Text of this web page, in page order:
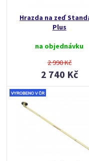
Hrazda na zeď
Plus
na objednávku
2 990 Kč
2 740 Kč